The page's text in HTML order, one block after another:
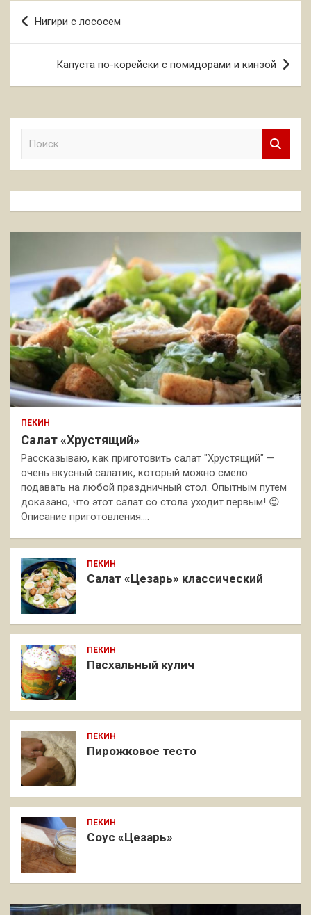
Навигация
по
записям
Нигири с лососем
Капуста по-корейски с помидорами и кинзой
к
ПЕКИН
Салат «Хрустящий»
Рассказываю, как приготовить салат "Хрустящий" —
очень вкусный салатик, который можно смело
подавать на любой праздничный стол. Опытным путем
доказано, что этот салат со стола уходит первым! 😉
Описание приготовления:…
ПЕКИН
Салат «Цезарь» классический
ПЕКИН
Пасхальный кулич
ПЕКИН
Пирожковое тесто
ПЕКИН
Соус «Цезарь»